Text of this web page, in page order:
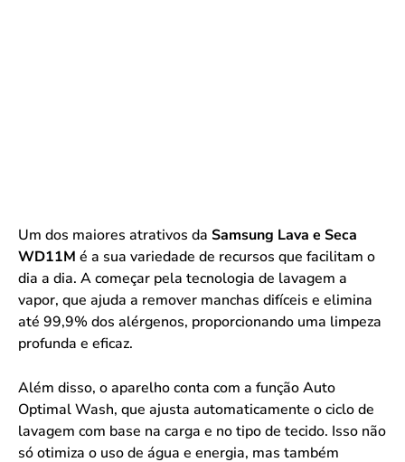
Um dos maiores atrativos da Samsung Lava e Seca
WD11M é a sua variedade de recursos que facilitam o
dia a dia. A começar pela tecnologia de lavagem a
vapor, que ajuda a remover manchas difíceis e elimina
até 99,9% dos alérgenos, proporcionando uma limpeza
profunda e eficaz.
Além disso, o aparelho conta com a função Auto
Optimal Wash, que ajusta automaticamente o ciclo de
lavagem com base na carga e no tipo de tecido. Isso não
só otimiza o uso de água e energia, mas também